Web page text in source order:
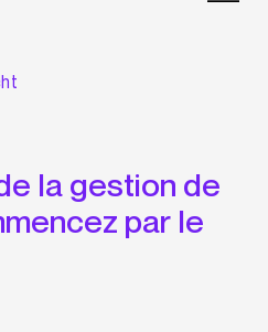
la gestion de
par le